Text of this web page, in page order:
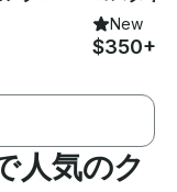
New
$350+
人気のク